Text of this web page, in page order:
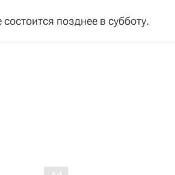
позднее в субботу.